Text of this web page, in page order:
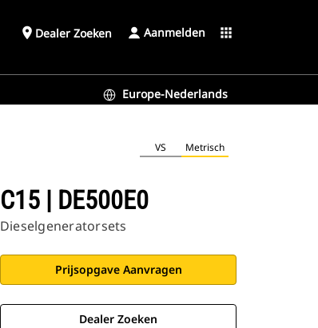
place Dealer Zoeken Aanmelden apps
Europe-Nederlands
VS Metrisch
C15 | DE500E0
Dieselgeneratorsets
Prijsopgave Aanvragen
Dealer Zoeken